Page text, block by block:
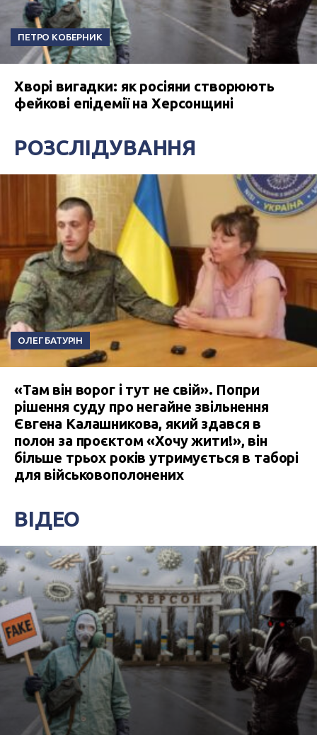
ПЕТРО КОБЕРНИК
Хворі вигадки: як росіяни створюють
фейкові епідемії на Херсонщині
РОЗСЛІДУВАННЯ
ОЛЕГ БАТУРІН
«Там він ворог і тут не свій». Попри
рішення суду про негайне звільнення
Євгена Калашникова, який здався в
полон за проєктом «Хочу жити!», він
більше трьох років утримується в таборі
для військовополонених
ВІДЕО